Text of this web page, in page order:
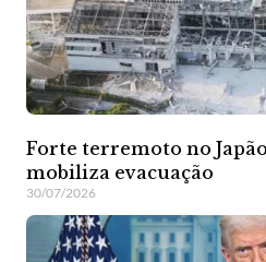
Forte terremoto no
mobiliza evacuação
30/07/2026